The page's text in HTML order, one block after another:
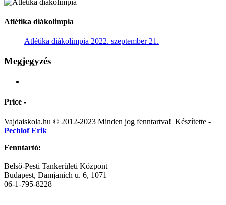
Atlétika diákolimpia
Atlétika diákolimpia 2022. szeptember 21.
Megjegyzés
Price -
Vajdaiskola.hu © 2012-2023 Minden jog fenntartva! ‎‎‏‏‎ ‎Készítette -
Pechlof Erik
Fenntartó:
Belső-Pesti Tankerületi Központ
Budapest, Damjanich u. 6, 1071
06-1-795-8228